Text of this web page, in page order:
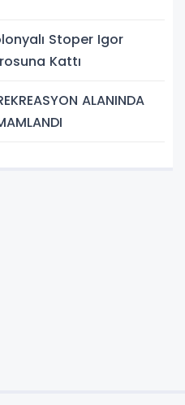
Stoper Igor
Kattı
ALANINDA